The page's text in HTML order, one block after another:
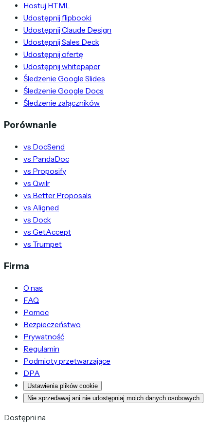
Hostuj HTML
Udostępnij flipbooki
Udostępnij Claude Design
Udostępnij Sales Deck
Udostępnij ofertę
Udostępnij whitepaper
Śledzenie Google Slides
Śledzenie Google Docs
Śledzenie załączników
Porównanie
vs DocSend
vs PandaDoc
vs Proposify
vs Qwilr
vs Better Proposals
vs Aligned
vs Dock
vs GetAccept
vs Trumpet
Firma
O nas
FAQ
Pomoc
Bezpieczeństwo
Prywatność
Regulamin
Podmioty przetwarzające
DPA
Ustawienia plików cookie
Nie sprzedawaj ani nie udostępniaj moich danych osobowych
Dostępni na